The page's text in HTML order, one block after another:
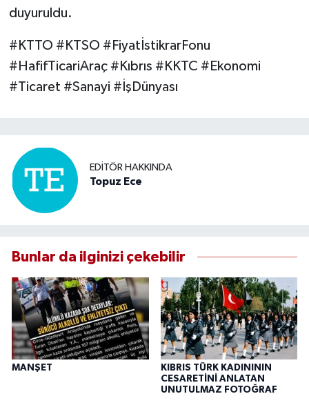
duyuruldu.
#KTTO #KTSO #FiyatİstikrarFonu
#HafifTicariAraç #Kıbrıs #KKTC #Ekonomi
#Ticaret #Sanayi #İşDünyası
EDITÖR HAKKINDA
Topuz Ece
Bunlar da ilginizi çekebilir
MANŞET
KIBRIS TÜRK KADINININ
CESARETİNİ ANLATAN
UNUTULMAZ FOTOĞRAF